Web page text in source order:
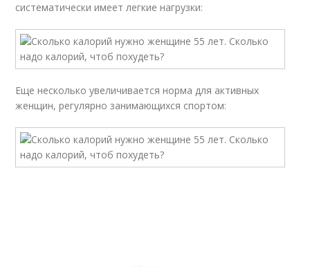
систематически имеет легкие нагрузки:
Еще несколько увеличивается норма для активных
женщин, регулярно занимающихся спортом: